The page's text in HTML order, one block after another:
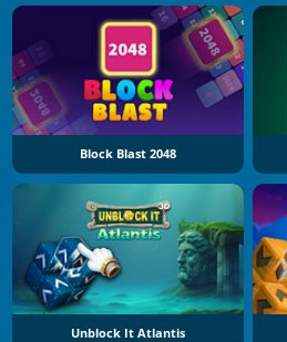
Block Blast 2048
Unblock It Atlantis